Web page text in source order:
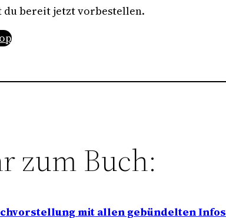
du bereit jetzt vorbestellen.
zum Buch:
mit allen gebündelten Infos